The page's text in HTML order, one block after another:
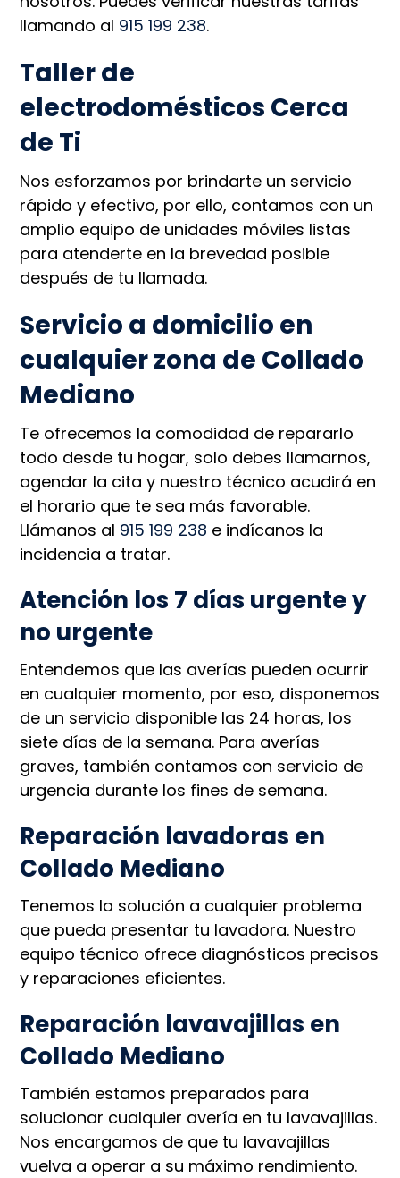
llamando al 915 199 238.
Taller de
electrodomésticos Cerca
de Ti
Nos esforzamos por brindarte un servicio
rápido y efectivo, por ello, contamos con un
amplio equipo de unidades móviles listas
para atenderte en la brevedad posible
después de tu llamada.
Servicio a domicilio en
cualquier zona de Collado
Mediano
Te ofrecemos la comodidad de repararlo
todo desde tu hogar, solo debes llamarnos,
agendar la cita y nuestro técnico acudirá en
el horario que te sea más favorable.
Llámanos al 915 199 238 e indícanos la
incidencia a tratar.
Atención los 7 días urgente y
no urgente
Entendemos que las averías pueden ocurrir
en cualquier momento, por eso, disponemos
de un servicio disponible las 24 horas, los
siete días de la semana. Para averías
graves, también contamos con servicio de
urgencia durante los fines de semana.
Reparación lavadoras en
Collado Mediano
Tenemos la solución a cualquier problema
que pueda presentar tu lavadora. Nuestro
equipo técnico ofrece diagnósticos precisos
y reparaciones eficientes.
Reparación lavavajillas en
Collado Mediano
También estamos preparados para
solucionar cualquier avería en tu lavavajillas.
Nos encargamos de que tu lavavajillas
vuelva a operar a su máximo rendimiento.